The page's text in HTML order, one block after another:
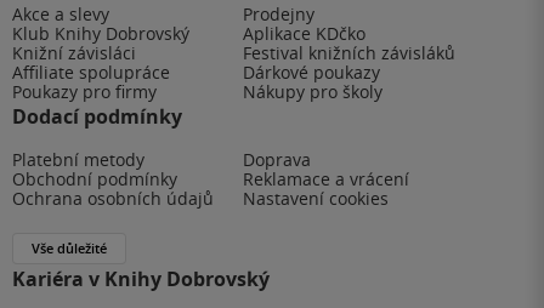
Akce a slevy
Prodejny
Klub Knihy Dobrovský
Aplikace KDčko
Knižní závisláci
Festival knižních závisláků
Affiliate spolupráce
Dárkové poukazy
Poukazy pro firmy
Nákupy pro školy
Dodací podmínky
Platební metody
Doprava
Obchodní podmínky
Reklamace a vrácení
Ochrana osobních údajů
Nastavení cookies
Vše důležité
Kariéra v Knihy Dobrovský